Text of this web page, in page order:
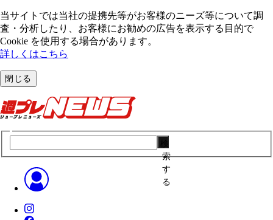
当サイトでは当社の提携先等がお客様のニーズ等について調
査・分析したり、お客様にお勧めの広告を表⽰する⽬的で
Cookie を使⽤する場合があります。
詳しくはこちら
閉じる
索
す
る